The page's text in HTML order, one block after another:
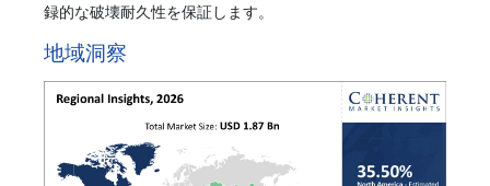
録的な破壊耐久性を保証します。
地域洞察